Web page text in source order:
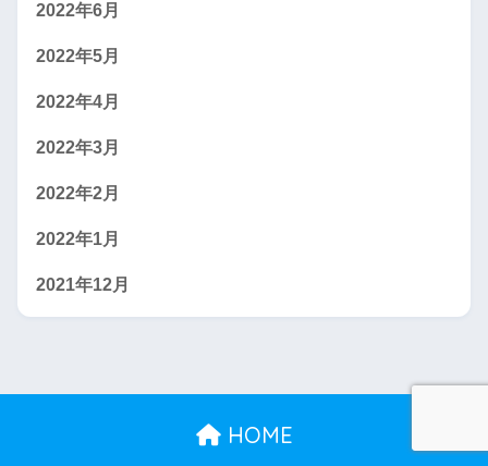
2022年6月
2022年5月
2022年4月
2022年3月
2022年2月
2022年1月
2021年12月
HOME